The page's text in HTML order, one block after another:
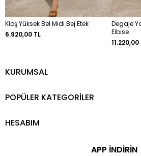
Kloş Yüksek Bel Midi Bej Etek
6.920,00 TL
Degaje
Elbise
11.220,00
KURUMSAL
POPÜLER KATEGORİLER
HESABIM
APP İNDİRİN